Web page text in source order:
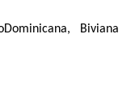
Biviana